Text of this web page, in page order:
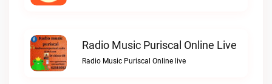
Radio Music Puriscal Online Live
Radio Music Puriscal Online live